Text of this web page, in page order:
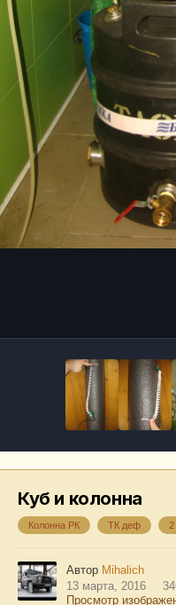
Куб и колонна
Колонна РК ТК деф 2
Автор Mihalich
13 марта, 2016
Просмотр